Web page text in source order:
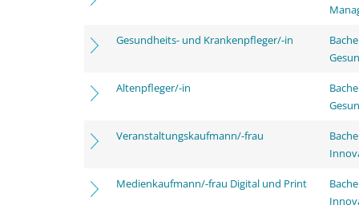
Gesundheits- und Krankenpfleger/-in
Altenpfleger/-in
Veranstaltungskaufmann/-frau
Medienkaufmann/-frau Digital und Print